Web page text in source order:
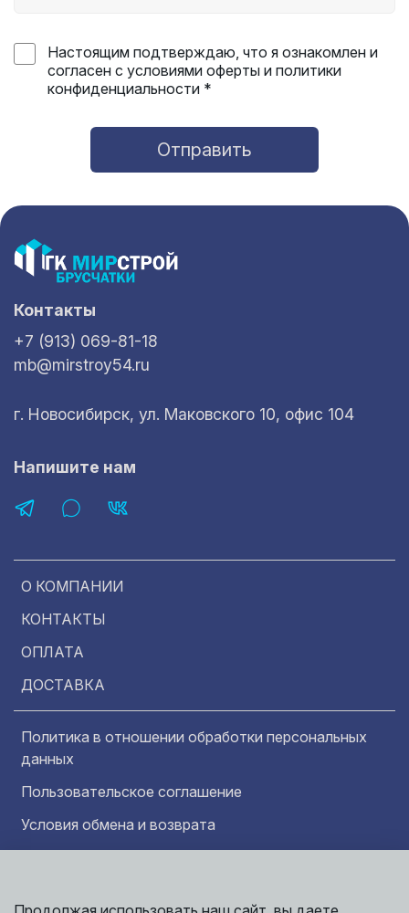
Настоящим подтверждаю, что я ознакомлен и
согласен с условиями оферты и политики
конфиденциальности *
Отправить
О КОМПАНИИ
КОНТАКТЫ
ОПЛАТА
ДОСТАВКА
Политика в отношении обработки персональных
данных
Пользовательское соглашение
Условия обмена и возврата
Контакты
+7 (913) 069-81-18
mb@mirstroy54.ru
г. Новосибирск, ул. Маковского 10, офис 104
Напишите нам